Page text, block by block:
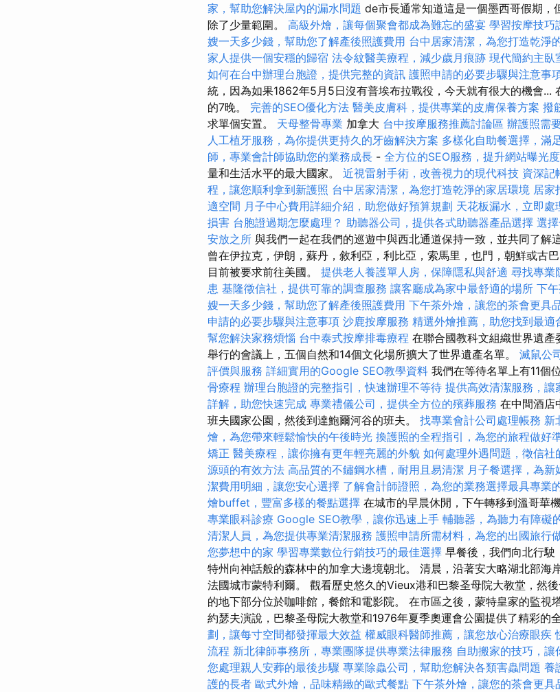
家，幫助您解決屋內的漏水問題 de市長通常知道這是一個墨西哥假期，
除了少量範圍。 高級外燴，讓每個聚會都成為難忘的盛宴 學習按摩技巧
嫂一天多少錢，幫助您了解產後照護費用 台中居家清潔，為您打造乾淨
家人提供一個安穩的歸宿 法令紋醫美療程，減少歲月痕跡 現代簡約主臥
如何在台中辦理台胞證，提供完整的資訊 護照申請的必要步驟與注意事
統，因為如果1862年5月5日沒有普埃布拉戰役，今天就有很大的機會...
的7晚。 完善的SEO優化方法 醫美皮膚科，提供專業的皮膚保養方案 撥
求單個安置。 天母整骨專業 加拿大 台中按摩服務推薦討論區 辦護照需
人工植牙服務，為你提供更持久的牙齒解決方案 多樣化自助餐選擇，滿
師，專業會計師協助您的業務成長 - 全方位的SEO服務，提升網站曝光度
量和生活水平的最大國家。 近視雷射手術，改善視力的現代科技 資深記
程，讓您順利拿到新護照 台中居家清潔，為您打造乾淨的家居環境 居家
適空間 月子中心費用詳細介紹，助您做好預算規劃 天花板漏水，立即處
損害 台胞證過期怎麼處理？ 助聽器公司，提供各式助聽器產品選擇 選
安放之所 與我們一起在我們的巡遊中與西北通道保持一致，並共同了解
曾在伊拉克，伊朗，蘇丹，敘利亞，利比亞，索馬里，也門，朝鮮或古
目前被要求前往美國。 提供老人養護單人房，保障隱私與舒適 尋找專業
患 基隆徵信社，提供可靠的調查服務 讓客廳成為家中最舒適的場所 下
嫂一天多少錢，幫助您了解產後照護費用 下午茶外燴，讓您的茶會更具
申請的必要步驟與注意事項 沙鹿按摩服務 精選外燴推薦，助您找到最適
幫您解決家務煩惱 台中泰式按摩排毒療程 在聯合國教科文組織世界遺
舉行的會議上，五個自然和14個文化場所擴大了世界遺產名單。 滅鼠公
評價與服務 詳細實用的Google SEO教學資料 我們在等待名單上有11個
骨療程 辦理台胞證的完整指引，快速辦理不等待 提供高效清潔服務，讓
詳解，助您快速完成 專業禮儀公司，提供全方位的殯葬服務 在中間酒店
班夫國家公園，然後到達鮑爾河谷的班夫。 找專業會計公司處理帳務 新
燴，為您帶來輕鬆愉快的午後時光 換護照的全程指引，為您的旅程做好
矯正 醫美療程，讓你擁有更年輕亮麗的外貌 如何處理外遇問題，徵信社
源頭的有效方法 高品質的不鏽鋼水槽，耐用且易清潔 月子餐選擇，為
潔費用明細，讓您安心選擇 了解會計師證照，為您的業務選擇最具專業
燴buffet，豐富多樣的餐點選擇 在城市的早晨休閒，下午轉移到溫哥華
專業眼科診療 Google SEO教學，讓你迅速上手 輔聽器，為聽力有障礙
清潔人員，為您提供專業清潔服務 護照申請所需材料，為您的出國旅行
您夢想中的家 學習專業數位行銷技巧的最佳選擇 早餐後，我們向北行駛
特州向神話般的森林中的加拿大邊境朝北。 清晨，沿著安大略湖北部海
法國城市蒙特利爾。 觀看歷史悠久的Vieux港和巴黎圣母院大教堂，然
的地下部分位於咖啡館，餐館和電影院。 在市區之後，蒙特皇家的監視
約瑟夫演說，巴黎圣母院大教堂和1976年夏季奧運會公園提供了精彩的
劃，讓每寸空間都發揮最大效益 權威眼科醫師推薦，讓您放心治療眼疾
流程 新北律師事務所，專業團隊提供專業法律服務 自助搬家的技巧，讓
您處理親人安葬的最後步驟 專業除蟲公司，幫助您解決各類害蟲問題 養
護的長者 歐式外燴，品味精緻的歐式餐點 下午茶外燴，讓您的茶會更具